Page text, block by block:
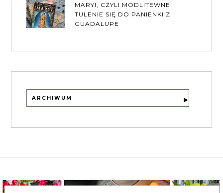
MARYI, CZYLI MODLITEWNE
TULENIE SIĘ DO PANIENKI Z
GUADALUPE
ARCHIWUM